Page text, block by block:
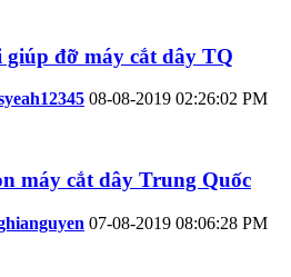
giúp đỡ máy cắt dây TQ
08-08-2019 02:26:02 PM
máy cắt dây Trung Quốc
07-08-2019 08:06:28 PM